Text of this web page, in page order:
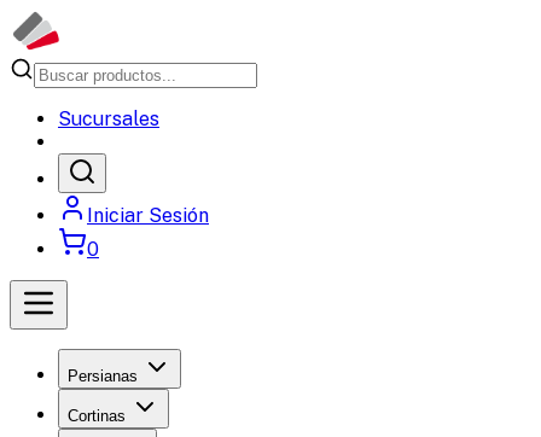
Sucursales
Iniciar Sesión
0
Persianas
Cortinas